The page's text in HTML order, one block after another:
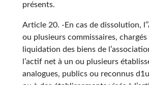
présents.
Article 20. -En cas de dissolution,
ou plusieurs commissaires, chargés
liquidation des biens de
l’actif net à un ou plusieurs
analogues, publics ou reconnus